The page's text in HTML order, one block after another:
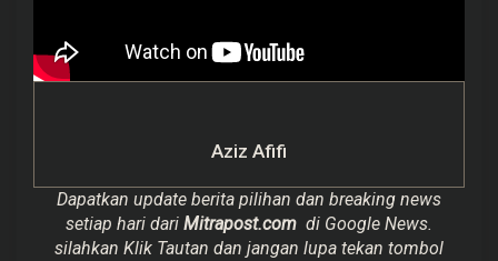
Aziz Afifi
Dapatkan update berita pilihan dan breaking news
setiap hari dari Mitrapost.com di Google News.
silahkan Klik Tautan dan jangan lupa tekan tombol